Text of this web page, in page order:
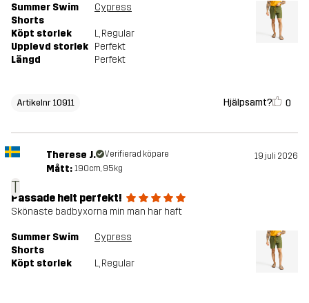
Summer Swim
Shorts
Cypress
Köpt storlek L, Regular
Upplevd storlek Perfekt
Längd
Perfekt
Artikelnr 10911 Hjälpsamt? 0
T
Therese J. Verifierad köpare 19 juli 2026
Mått: 190cm, 95kg
Passade helt perfekt!
Skönaste badbyxorna min man har haft
Summer Swim
Shorts
Cypress
Köpt storlek L, Regular